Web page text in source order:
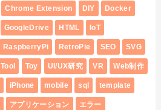
Chrome Extension DIY Docker
GoogleDrive HTML IoT
RaspberryPi RetroPie SEO SVG
Tool Toy UI/UX研究 VR Web制作
iPhone mobile sql template
アプリケーション エラー